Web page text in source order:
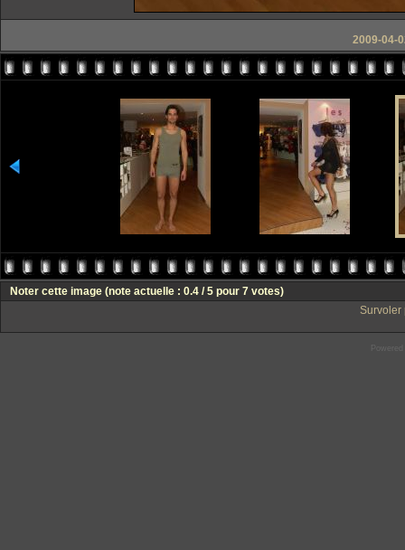
2009-04-
Noter cette image (note actuelle : 0.4 / 5 pour 7 votes)
Survoler